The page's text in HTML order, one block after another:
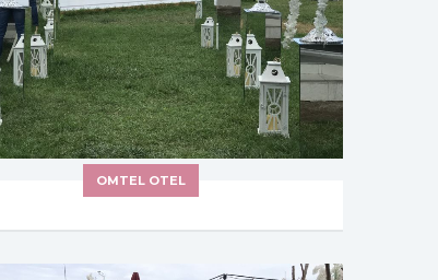
OMTEL OTEL